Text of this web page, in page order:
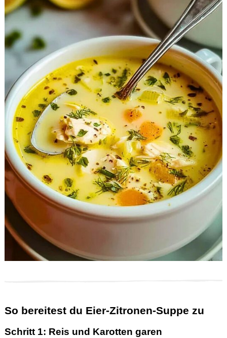
So bereitest du Eier-Zitronen-Suppe zu
Schritt 1: Reis und Karotten garen